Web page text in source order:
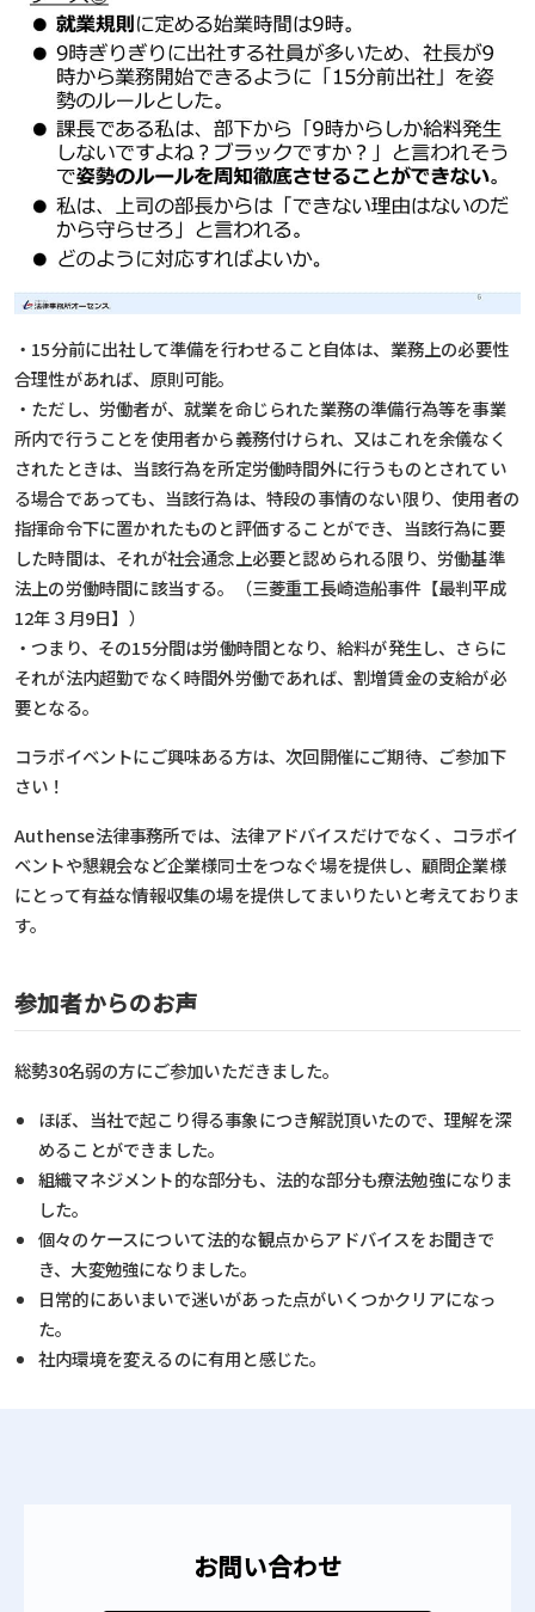
・15分前に出社して準備を行わせること自体は、業務上の必要性
合理性があれば、原則可能。
・ただし、労働者が、就業を命じられた業務の準備行為等を事業
所内で行うことを使用者から義務付けられ、又はこれを余儀なく
されたときは、当該行為を所定労働時間外に行うものとされてい
る場合であっても、当該行為は、特段の事情のない限り、使用者の
指揮命令下に置かれたものと評価することができ、当該行為に要
した時間は、それが社会通念上必要と認められる限り、労働基準
法上の労働時間に該当する。（三菱重工長崎造船事件【最判平成
12年３月9日】）
・つまり、その15分間は労働時間となり、給料が発生し、さらに
それが法内超勤でなく時間外労働であれば、割増賃金の支給が必
要となる。
コラボイベントにご興味ある方は、次回開催にご期待、ご参加下
さい！
Authense法律事務所では、法律アドバイスだけでなく、コラボイ
ベントや懇親会など企業様同士をつなぐ場を提供し、顧問企業様
にとって有益な情報収集の場を提供してまいりたいと考えておりま
す。
参加者からのお声
総勢30名弱の方にご参加いただきました。
ほぼ、当社で起こり得る事象につき解説頂いたので、理解を深
めることができました。
組織マネジメント的な部分も、法的な部分も療法勉強になりま
した。
個々のケースについて法的な観点からアドバイスをお聞きで
き、大変勉強になりました。
日常的にあいまいで迷いがあった点がいくつかクリアになっ
た。
社内環境を変えるのに有用と感じた。
お問い合わせ